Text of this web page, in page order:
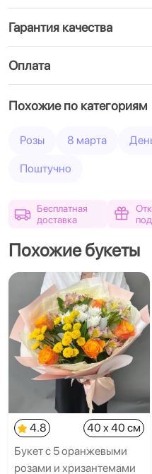
Гарантия качества
Оплата
Похожие по категориям
Розы 8 марта
Поштучно
Бесплатная
доставка
Похожие букеты
4.8
40 x 40 см
Букет с 5 оранжевыми
розами и хризантемами